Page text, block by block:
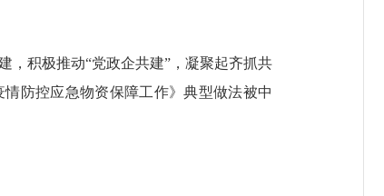
积极推动“党政企共建”，凝聚起齐抓共
防控应急物资保障工作》典型做法被中